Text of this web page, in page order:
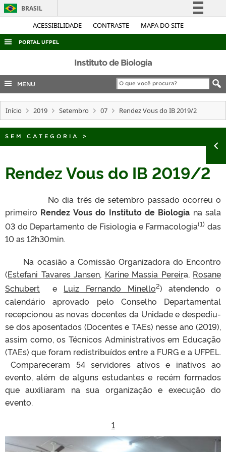
ACESSIBILIDADE CONTRASTE MAPA DO SITE
BRASIL
Simplifique!
Acesso à informação
Legislação
Canais
PORTAL UFPEL
ACESSO À INFORMAÇÃO
AUDITORIA
COBALTO
CONCURSOS
EDITAIS
INTERNACIONAL
PORTARIAS
TELEFONES
Instituto de Biologia
MENU
Início 2019 Setembro 07 Rendez Vous do IB 2019/2
SEM CATEGORIA >
Rendez Vous do IB 2019/2
No dia três de setembro passado ocorreu o
primeiro Rendez Vous do Instituto de Biologia na sala
03 do Departamento de Fisiologia e Farmacologia(1) das
10 as 12h30min.
Na ocasião a Comissão Organizadora do Encontro
(Estefani Tavares Jansen, Karine Massia Pereira, Rosane
Schubert e Luiz Fernando Minello2) atendendo o
calendário aprovado pelo Conselho Departamental
recepcionou as novas docentes da Unidade e despediu-
se dos aposentados (Docentes e TAEs) nesse ano (2019),
assim como, os Técnicos Administrativos em Educação
(TAEs) que foram redistribuídos entre a FURG e a UFPEL.
Compareceram 54 servidores ativos e inativos ao
evento, além de alguns estudantes e recém formados
que auxiliaram na sua organização e execução do
evento.
1